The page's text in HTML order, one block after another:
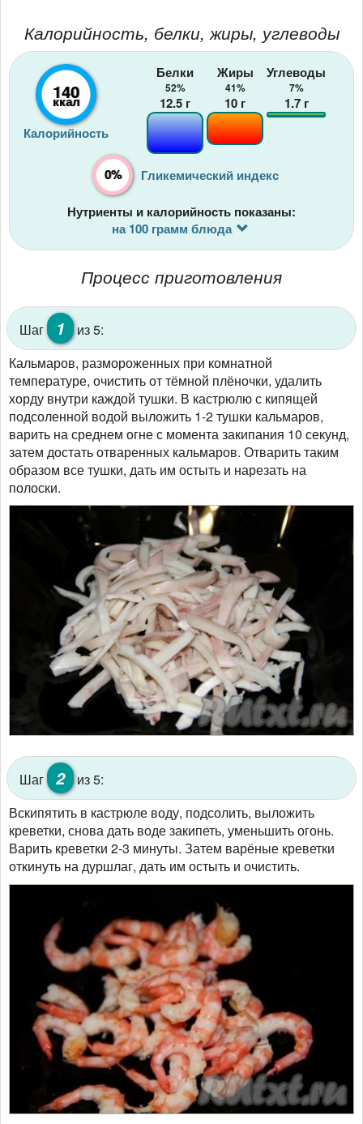
Калорийность, белки, жиры, углеводы
140
ккал
Калорийность
Белки
52%
12.5 г
Жиры
41%
10 г
Углеводы
7%
1.7г
0% Гликемический индекс
Нутриенты и калорийность показаны:
на 100 грамм блюда
Процесс приготовления
Шаг 1
из 5:
Кальмаров, размороженных при комнатной
температуре, очистить от тёмной плёночки, удалить
хорду внутри каждой тушки. В кастрюлю с кипящей
подсоленной водой выложить 1-2 тушки кальмаров,
варить на среднем огне с момента закипания 10 секунд,
затем достать отваренных кальмаров. Отварить таким
образом все тушки, дать им остыть и нарезать на
полоски.
Шаг 2
из 5:
Вскипятить в кастрюле воду, подсолить, выложить
креветки, снова дать воде закипеть, уменьшить огонь.
Варить креветки 2-3 минуты. Затем варёные креветки
откинуть на дуршлаг, дать им остыть и очистить.